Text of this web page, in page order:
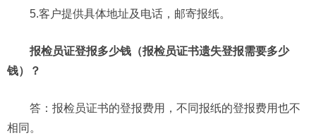
5.客户提供具体地址及电话，邮寄报纸。
报检员证登报多少钱（报检员证书遗失登报需要多少
钱）？
答：报检员证书的登报费用，不同报纸的登报费用也不
相同。